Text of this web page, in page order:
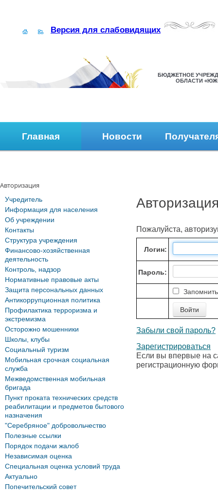
Версия для слабовидящих
БЮДЖЕТНОЕ
ОБЛАСТИ
Главная Новости
Авторизация
Пожалуйста,
Логин:
Пароль:
Забыли свой пароль?
Зарегистрироваться
Если вы впервые на
регистрационную
Учредитель
Информация для населения
Об учреждении
Контакты
Структура учреждения
Финансово-хозяйственная
деятельность
Контроль, надзор
Нормативные правовые акты
Защита персональных данных
Антикоррупционная политика
Профилактика терроризма и
экстремизма
Осторожно мошенники
Школы, клубы
Социальный туризм
Мобильная срочная социальная
служба
Межведомственная мобильная
бригада
Пункт проката технических средств
реабилитации и предметов бытового
назначения
"Серебряное" добровольчество
Полезные ссылки
Порядок подачи жалоб
Независимая оценка
Специальная оценка условий труда
Актуально
Попечительский совет